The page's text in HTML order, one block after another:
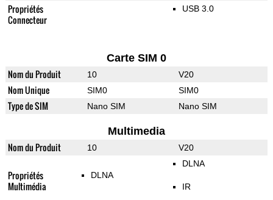
Propriétés
Connecteur
USB 3.0
Carte SIM 0
Nom du Produit 10 V20
Nom Unique SIM0 SIM0
Type de SIM Nano SIM Nano SIM
Multimedia
Nom du Produit 10 V20
Propriétés
Multimédia
DLNA
DLNA
IR